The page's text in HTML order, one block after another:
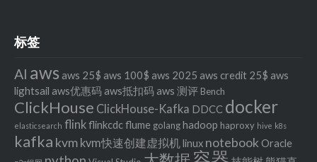
标签
AI aws aws 25$ aws 100$ aws 2025 aws credit 25$ aws
lightsail aws优惠码 aws抵扣码 aws 测评 Bench
ClickHouse ClickHouse-Kafka DDCC docker
elasticsearch flinkflinkcdcflume golanghadoop haproxy hive k8s
kafka kvm kvm快速创建虚拟机linux notebook Oracle